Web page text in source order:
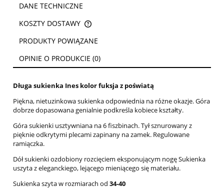
DANE TECHNICZNE
KOSZTY DOSTAWY
CENA NIE ZAWIERA EWENTUALNYCH KOSZTÓW PŁATNOŚCI
PRODUKTY POWIĄZANE
OPINIE O PRODUKCIE (0)
Długa sukienka Ines kolor fuksja z poświatą
Piękna, nietuzinkowa sukienka odpowiednia na różne okazje. Góra
dobrze dopasowana genialnie podkreśla kobiece kształty.
Góra sukienki usztywniana na 6 fiszbinach. Tył sznurowany z
pięknie odkrytymi plecami zapinany na zamek. Regulowane
ramiączka.
Dół sukienki ozdobiony rozcięciem eksponującym nogę Sukienka
uszyta z eleganckiego, lejącego mieniącego się materiału.
Sukienka szyta w rozmiarach od 34-40